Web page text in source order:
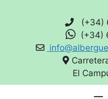
(+34)
(+34)
El